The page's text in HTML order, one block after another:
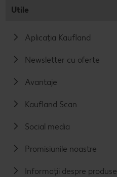
Utile
Aplicația Kaufland
Newsletter cu oferte
Avantaje
Kaufland Scan
Social media
Promisiunile noastre
Informații despre produse